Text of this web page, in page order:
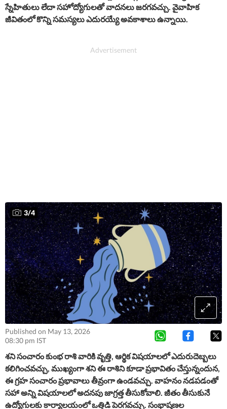
స్నేహితులు లేదా సహోద్యోగులతో వాదనలు జరగవచ్చు. వైవాహిక
జీవితంలో కొన్ని సమస్యలు ఎదురయ్యే అవకాశాలు ఉన్నాయి.
3/4
Published on May 13, 2026
08:30 pm IST
శని సంచారం కుంభ రాశి వారికి వృత్తి, ఆర్థిక విషయాలలో ఎదురుదెబ్బలు
కలిగించవచ్చు, ముఖ్యంగా శని ఈ రాశిని కూడా ప్రభావితం చేస్తున్నందున,
ఈ గ్రహ సంచారం ప్రభావాలు తీవ్రంగా ఉండవచ్చు. వాహనం నడపడంతో
సహా అన్ని విషయాలలో అదనపు జాగ్రత్త తీసుకోవాలి. జీతం తీసుకునే
ఉద్యోగులకు కార్యాలయంలో ఒత్తిడి పెరగవచ్చు. సంభాషణల